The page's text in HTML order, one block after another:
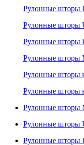
Рулонные шторы
Рулонные шторы
Рулонные шторы
Рулонные шторы
Рулонные шторы
Рулонные шторы
Рулонные шторы
Рулонные шторы
Рулонные шторы